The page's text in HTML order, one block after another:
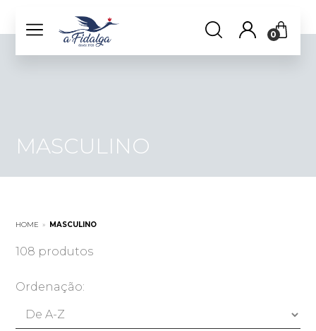
0
MASCULINO
HOME » MASCULINO
108 produtos
Ordenação: